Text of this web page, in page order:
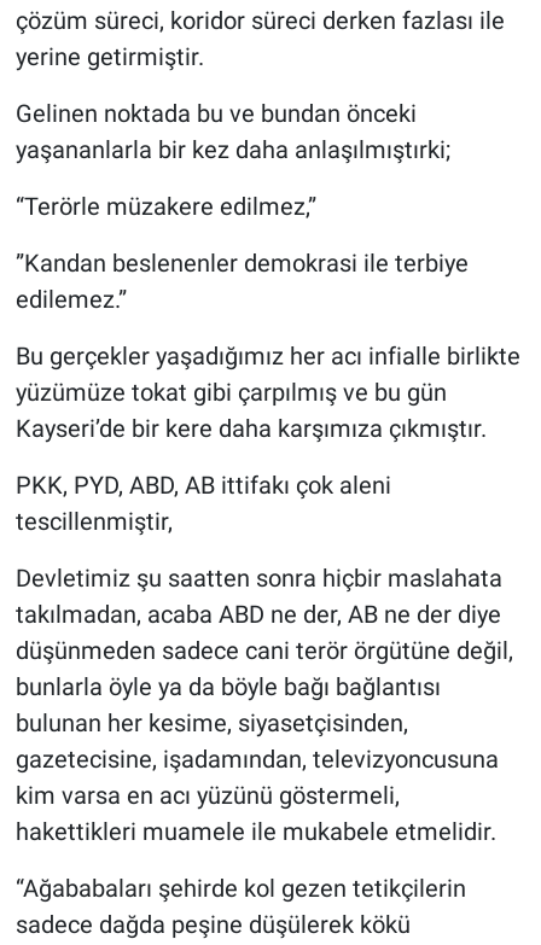
çözüm süreci, koridor süreci derken fazlası ile
yerine getirmiştir.
Gelinen noktada bu ve bundan önceki
yaşananlarla bir kez daha anlaşılmıştırki;
“Terörle müzakere edilmez,”
”Kandan beslenenler demokrasi ile terbiye
edilemez.”
Bu gerçekler yaşadığımız her acı infialle birlikte
yüzümüze tokat gibi çarpılmış ve bu gün
Kayseri’de bir kere daha karşımıza çıkmıştır.
PKK, PYD, ABD, AB ittifakı çok aleni
tescillenmiştir,
Devletimiz şu saatten sonra hiçbir maslahata
takılmadan, acaba ABD ne der, AB ne der diye
düşünmeden sadece cani terör örgütüne değil,
bunlarla öyle ya da böyle bağı bağlantısı
bulunan her kesime, siyasetçisinden,
gazetecisine, işadamından, televizyoncusuna
kim varsa en acı yüzünü göstermeli,
hakettikleri muamele ile mukabele etmelidir.
“Ağababaları şehirde kol gezen tetikçilerin
sadece dağda peşine düşülerek kökü
Bölge